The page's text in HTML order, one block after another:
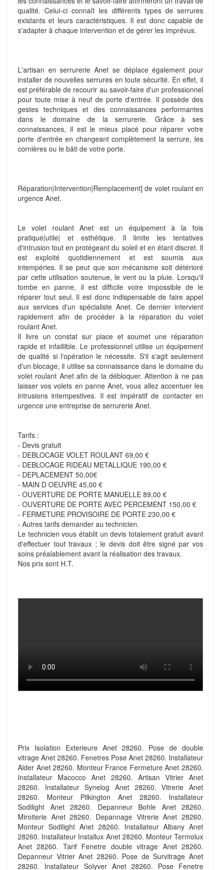
qualité. Celui-ci connaît les différents types de serrures
existants et leurs caractéristiques. Il est donc capable de
s'adapter à chaque intervention et de gérer les imprévus.
L'artisan en serrurerie Anet se déplace également pour
installer de nouvelles serrures en toute sécurité. En effet, il
est préférable de recourir au savoir-faire d'un professionnel
pour toute mise à neuf de porte d'entrée. Il possède des
gestes techniques et des connaissances performantes
dans le domaine de la serrurerie. Grâce à ses
connaissances, il est le mieux placé pour réparer votre
porte d'entrée en changeant complètement la serrure, les
cornières ou le bâti de votre porte.
Réparation|Intervention|Remplacement] de volet roulant en
urgence Anet.
Le volet roulant Anet est un équipement à la fois
pratique|utile| et esthétique. Il limite les tentatives
d'intrusion tout en protégeant du soleil et en étant discret. Il
est exploité quotidiennement et est soumis aux
intempéries. Il se peut que son mécanisme soit détérioré
par cette utilisation soutenue, le vent ou la pluie. Lorsqu'il
tombe en panne, il est difficile voire impossible de le
réparer tout seul. Il est donc indispensable de faire appel
aux services d'un spécialiste Anet. Ce dernier intervient
rapidement afin de procéder à la réparation du volet
roulant Anet.
Il livre un constat sur place et soumet une réparation
rapide et infaillible. Le professionnel utilise un équipement
de qualité si l'opération le nécessite. S'il s'agit seulement
d'un blocage, il utilise sa connaissance dans le domaine du
volet roulant Anet afin de la débloquer. Attention à ne pas
laisser vos volets en panne Anet, vous allez accentuer les
intrusions intempestives. Il est impératif de contacter en
urgence une entreprise de serrurerie Anet.
Tarifs :
- Devis gratuit
- DEBLOCAGE VOLET ROULANT 69,00 €
- DEBLOCAGE RIDEAU METALLIQUE 190,00 €
- DEPLACEMENT 50,00€
- MAIN D OEUVRE 45,00 €
- OUVERTURE DE PORTE MANUELLE 89,00 €
- OUVERTURE DE PORTE AVEC PERCEMENT 150,00 €
- FERMETURE PROVISOIRE DE PORTE 230,00 €
- Autres tarifs demander au technicien.
Le technicien vous établit un devis totalement gratuit avant
d'effectuer tout travaux ; le devis doit être signé par vos
soins préalablement avant la réalisation des travaux.
Nos prix sont H.T.
Prix Isolation Exterieure Anet 28260. Pose de double
vitrage Anet 28260. Fenetres Pose Anet 28260. Installateur
Alder Anet 28260. Monteur France Fermeture Anet 28260.
Installateur Macocco Anet 28260. Artisan Vitrier Anet
28260. Installateur Synelog Anet 28260. Vitrerie Anet
28260. Monteur Pilkington Anet 28260. Installateur
Sodilight Anet 28260. Depanneur Bohle Anet 28260.
Miroiterie Anet 28260. Depannage Vitrerie Anet 28260.
Monteur Sodilight Anet 28260. Installateur Albany Anet
28260. Installateur Installux Anet 28260. Monteur Termolux
Anet 28260. Tarif Fenetre double vitrage Anet 28260.
Depanneur Vitrier Anet 28260. Pose de Survitrage Anet
28260. Installateur Solyver Anet 28260. Pose Fenetre